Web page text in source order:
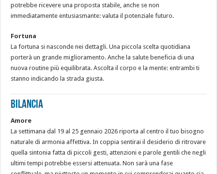
potrebbe ricevere una proposta stabile, anche se non
immediatamente entusiasmante: valuta il potenziale futuro.
Fortuna
La fortuna si nasconde nei dettagli. Una piccola scelta quotidiana
porterà un grande miglioramento. Anche la salute beneficia di una
nuova routine più equilibrata. Ascolta il corpo e la mente: entrambi ti
stanno indicando la strada giusta.
BILANCIA
Amore
La settimana dal 19 al 25 gennaio 2026 riporta al centro il tuo bisogno
naturale di armonia affettiva. In coppia sentirai il desiderio di ritrovare
quella sintonia fatta di piccoli gesti, attenzioni e parole gentili che negli
ultimi tempi potrebbe essersi attenuata. Non sarà una fase